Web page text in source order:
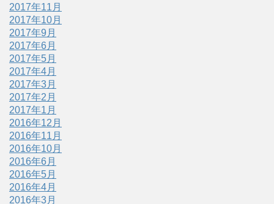
2017年11月
2017年10月
2017年9月
2017年6月
2017年5月
2017年4月
2017年3月
2017年2月
2017年1月
2016年12月
2016年11月
2016年10月
2016年6月
2016年5月
2016年4月
2016年3月